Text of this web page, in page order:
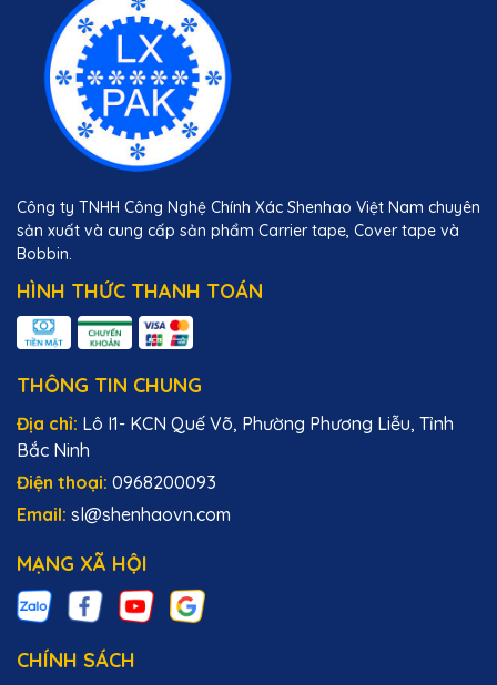
Công ty TNHH Công Nghệ Chính Xác Shenhao Việt Nam chuyên
sản xuất và cung cấp sản phẩm Carrier tape, Cover tape và
Bobbin.
HÌNH THỨC THANH TOÁN
THÔNG TIN CHUNG
Địa chỉ: Lô I1- KCN Quế Võ, Phường Phương Liễu, Tỉnh
Bắc Ninh
Điện thoại: 0968200093
Email: sl@shenhaovn.com
MẠNG XÃ HỘI
CHÍNH SÁCH